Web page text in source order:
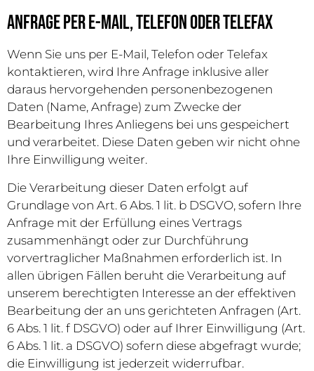
Anfrage per E-Mail, Telefon oder Telefax
Wenn Sie uns per E-Mail, Telefon oder Telefax
kontaktieren, wird Ihre Anfrage inklusive aller
daraus hervorgehenden personenbezogenen
Daten (Name, Anfrage) zum Zwecke der
Bearbeitung Ihres Anliegens bei uns gespeichert
und verarbeitet. Diese Daten geben wir nicht ohne
Ihre Einwilligung weiter.
Die Verarbeitung dieser Daten erfolgt auf
Grundlage von Art. 6 Abs. 1 lit. b DSGVO, sofern Ihre
Anfrage mit der Erfüllung eines Vertrags
zusammenhängt oder zur Durchführung
vorvertraglicher Maßnahmen erforderlich ist. In
allen übrigen Fällen beruht die Verarbeitung auf
unserem berechtigten Interesse an der effektiven
Bearbeitung der an uns gerichteten Anfragen (Art.
6 Abs. 1 lit. f DSGVO) oder auf Ihrer Einwilligung (Art.
6 Abs. 1 lit. a DSGVO) sofern diese abgefragt wurde;
die Einwilligung ist jederzeit widerrufbar.